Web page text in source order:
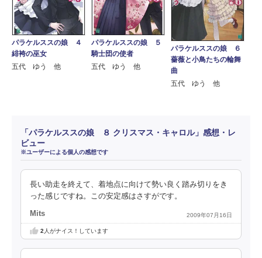
パラケルススの娘 ４
緋袴の巫女
五代 ゆう 他
パラケルススの娘 ５
騎士団の使者
五代 ゆう 他
パラケルススの娘 ６
薔薇と小鳥たちの輪舞
曲
五代 ゆう 他
「パラケルススの娘 ８ クリスマス・キャロル」感想・レ
ビュー
※ユーザーによる個人の感想です
長い助走を終えて、着地点に向けて勢い良く踏み切りをき
った感じですね。この安定感はさすがです。
Mits 2009年07月16日
2 人がナイス！しています